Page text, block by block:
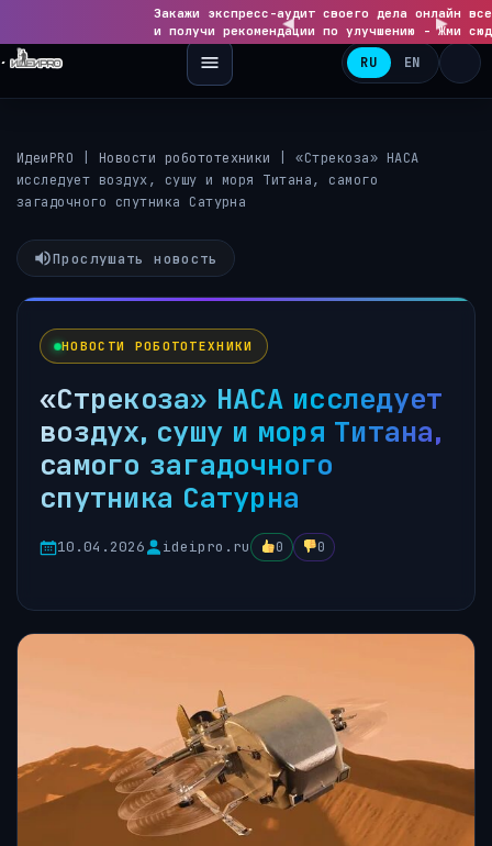
Закажи экспресс-аудит своего дела онлайн
и получи рекомендации по улучшению - Жми
RU EN
ИдеиPRO Новости робототехники |«Стрекоза» НАСА
исследует воздух, сушу и моря Титана, самого
загадочного спутника Сатурна
Прослушать новость
НОВОСТИ РОБОТОТЕХНИКИ
«Стрекоза» НАСА исследует
воздух, сушу и моря Титана,
самого загадочного
спутника Сатурна
10.04.2026 ideipro.ru 0 0